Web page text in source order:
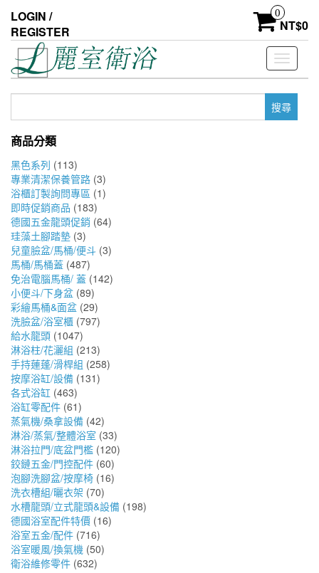
the
content
LOGIN /
REGISTER
0
NT$0
Toggle
鍵
商品分類
黑色系列 (113)
專業清潔保養管路 (3)
浴櫃訂製詢問專區 (1)
即時促銷商品 (183)
德國五金龍頭促銷 (64)
珪藻土腳踏墊 (3)
兒童臉盆/馬桶/便斗 (3)
馬桶/馬桶蓋 (487)
免治電腦馬桶/ 蓋 (142)
小便斗/下身盆 (89)
彩繪馬桶&面盆 (29)
洗臉盆/浴室櫃 (797)
給水龍頭 (1047)
淋浴柱/花灑組 (213)
手持蓮蓬/滑桿組 (258)
按摩浴缸/設備 (131)
各式浴缸 (463)
浴缸零配件 (61)
蒸氣機/桑拿設備 (42)
淋浴/蒸氣/整體浴室 (33)
淋浴拉門/底盆門檻 (120)
鉸鏈五金/門控配件 (60)
泡腳洗腳盆/按摩椅 (16)
洗衣槽組/曬衣架 (70)
水槽龍頭/立式龍頭&設備 (198)
德國浴室配件特價 (16)
浴室五金/配件 (716)
浴室暖風/換氣機 (50)
衛浴維修零件 (632)